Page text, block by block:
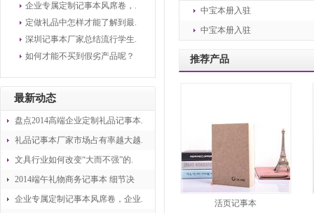
企业专属定制记事本风席卷，.
定做礼品中怎样才能了解到最.
深圳记事本厂家总结流行学生.
如何才能不买到假劣产品呢？
最新动态
盘点2014高端企业定制礼品记事本.
礼品记事本厂家市场占有率越大越.
文具行业如何改变“大而不强”的.
2014端午礼物商务记事本 细节决
企业专属定制记事本风席卷，企业.
中宝本册入驻
中宝本册入驻
推荐产品
活页记事本